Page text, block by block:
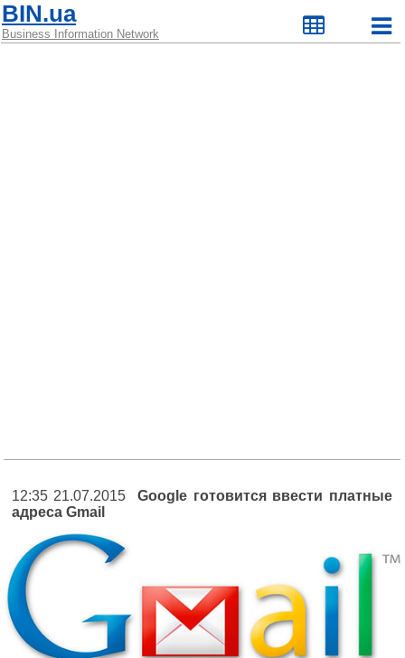
BIN.ua
Business Information Network
12:35 21.07.2015Google готовится ввести платные
адреса Gmail